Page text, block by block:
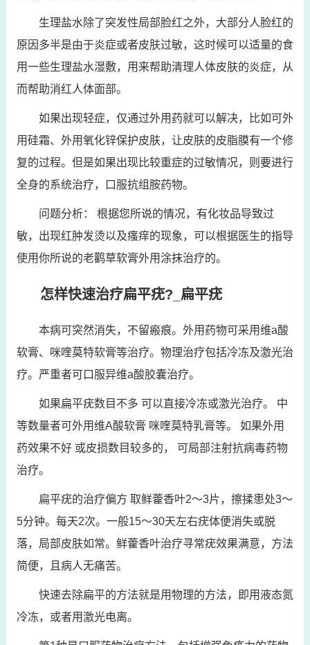
生理盐水除了突发性局部脸红之外，大部分人脸红的
原因多半是由于炎症或者皮肤过敏，这时候可以适量的食
用一些生理盐水湿敷，用来帮助清理人体皮肤的炎症，从
而帮助消红人体面部。
如果出现轻症，仅通过外用药就可以解决，比如可外
用硅霜、外用氧化锌保护皮肤，让皮肤的皮脂膜有一个修
复的过程。但是如果出现比较重症的过敏情况，则要进行
全身的系统治疗，口服抗组胺药物。
问题分析： 根据您所说的情况，有化妆品导致过
敏，出现红肿发烫以及瘙痒的现象，可以根据医生的指导
使用你所说的老鹳草软膏外用涂抹治疗的。
怎样快速治疗扁平疣?_扁平疣
本病可突然消失，不留瘢痕。外用药物可采用维a酸
软膏、咪喹莫特软膏等治疗。物理治疗包括冷冻及激光治
疗。严重者可口服异维a酸胶囊治疗。
如果扁平疣数目不多 可以直接冷冻或激光治疗。 中
等数量者可外用维A酸软膏 咪喹莫特乳膏等。 如果外用
药效果不好 或皮损数目较多的， 可局部注射抗病毒药物
治疗。
扁平疣的治疗偏方 取鲜藿香叶2～3片，擦揉患处3～
5分钟。每天2次。一般15～30天左右疣体便消失或脱
落，局部皮肤如常。鲜藿香叶治疗寻常疣效果满意，方法
简便，且病人无痛苦。
快速去除扁平的方法就是用物理的方法，即用液态氮
冷冻，或者用激光电离。